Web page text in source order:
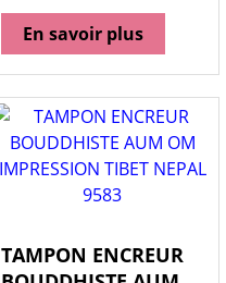
En savoir plus
TAMPON ENCREUR